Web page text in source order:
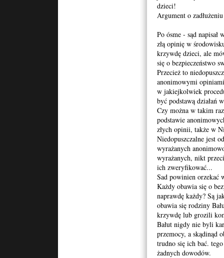
dzieci!
Argument o
Po ósme - sąd napisał
złą opinię w
krzywdę dzieci, ale
się o bezpieczeństwo
Przecież to
anonimowymi
w jakiejkolwiek
być podstawą działań
Czy można w takim
podstawie
złych opinii, także w
Niedopuszczalne jest
wyrażanych
wyrażanych, nikt
ich zweryfikować...
Sad powinien orzekać
Każdy obawia się o
naprawdę każdy? Są
obawia się rodziny
krzywdę lub grozili
Bałut nigdy nie byli
przemocy, a skądinąd
trudno się ich bać.
żadnych dowodów.